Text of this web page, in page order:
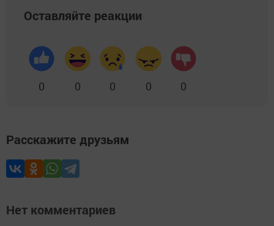
Оставляйте реакции
0 0 0 0 0
Расскажите друзьям
Нет комментариев